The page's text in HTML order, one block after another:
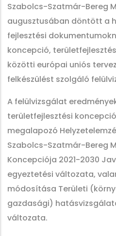
Szabolcs-Szatmár-Bereg
augusztusában döntött a
fejlesztési
koncepció,
közötti európai uniós
felkészülést szolgáló
A felülvizsgálat
területfejlesztési
megalapozó
Szabolcs-Szatmár-Bereg
Koncepciója 2021-2030
egyeztetési változata,
módosítása Területi
gazdasági)
változata.